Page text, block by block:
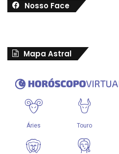
Nosso Face
Mapa Astral